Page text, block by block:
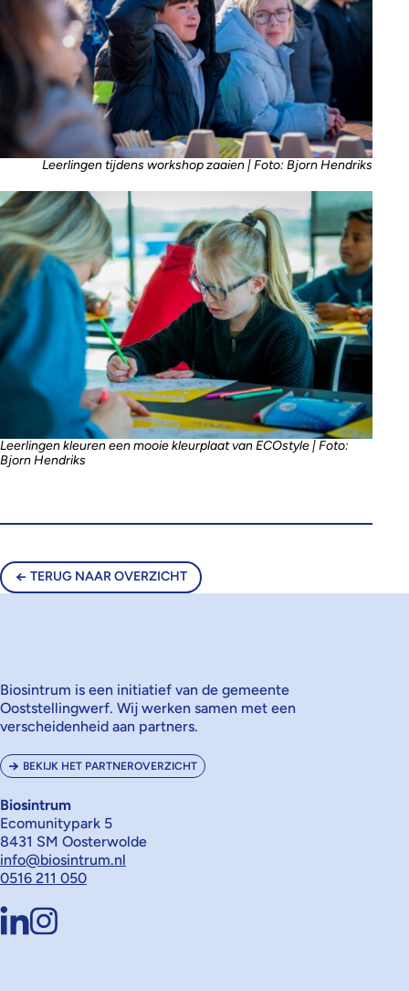
Leerlingen tijdens workshop zaaien | Foto: Bjorn Hendriks
Leerlingen kleuren een mooie kleurplaat van ECOstyle | Foto:
Bjorn Hendriks
TERUG NAAR OVERZICHT
Biosintrum is een initiatief van de gemeente
Ooststellingwerf. Wij werken samen met een
verscheidenheid aan partners.
BEKIJK HET PARTNEROVERZICHT
Biosintrum
Ecomunitypark 5
8431 SM Oosterwolde
info@biosintrum.nl
0516 211 050